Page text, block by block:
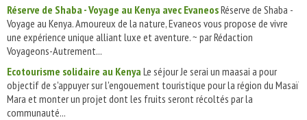
Réserve de Shaba - Voyage au Kenya avec EvaneosRéserve de Shaba -
Voyage au Kenya. Amoureux de la nature, Evaneos vous propose de vivre
une expérience unique alliant luxe et aventure. ~ par Rédaction
Voyageons-Autrement...
Ecotourisme solidaire au Kenya Le séjour Je serai un maasai a pour
objectif de s'appuyer sur l'engouement touristique pour la région du Masaï
Mara et monter un projet dont les fruits seront récoltés par la
communauté...